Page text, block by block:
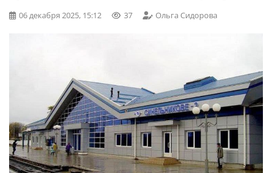
06 декабря 2025, 15:12 37 Ольга Сидорова